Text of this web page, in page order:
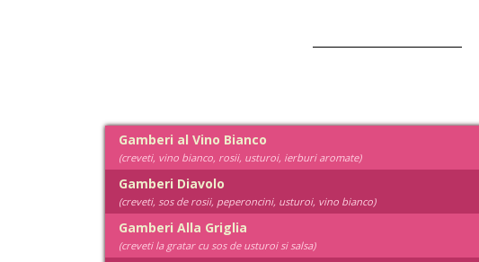
Gamberi al Vino Bianco
(creveti, vino bianco, rosii, usturoi, ierburi aromate)
Gamberi Diavolo
(creveti, sos de rosii, peperoncini, usturoi, vino bianco)
Gamberi Alla Griglia
(creveti la gratar cu sos de usturoi si salsa)